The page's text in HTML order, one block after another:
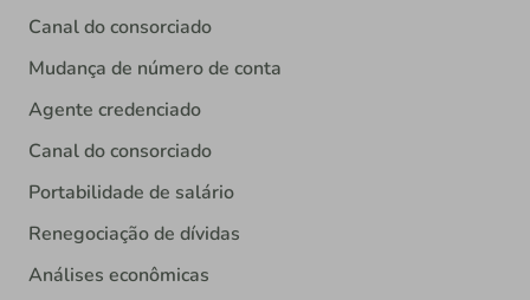
Canal do consorciado
Mudança de número de conta
Agente credenciado
Canal do consorciado
Portabilidade de salário
Renegociação de dívidas
Análises econômicas